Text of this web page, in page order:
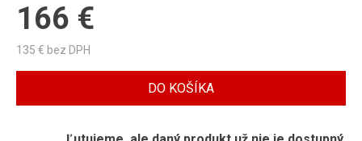
166 €
135 € bez DPH
DO KOŠÍKA